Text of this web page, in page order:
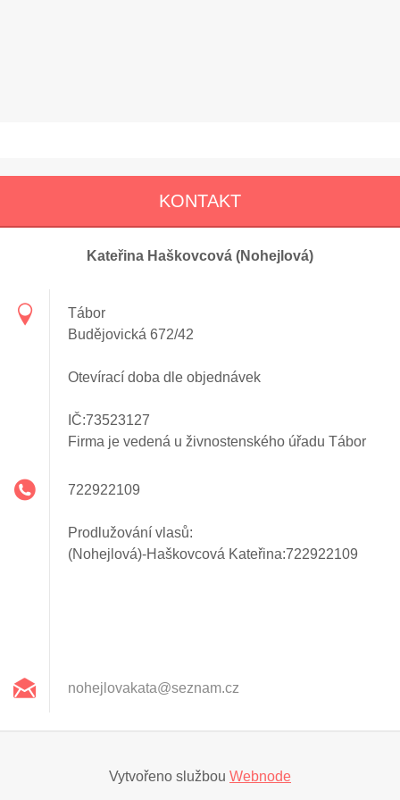
KONTAKT
Kateřina Haškovcová (Nohejlová)
Tábor
Budějovická 672/42
Otevírací doba dle objednávek
IČ:73523127
Firma je vedená u živnostenského úřadu Tábor
722922109
Prodlužování vlasů:
(Nohejlová)-Haškovcová Kateřina:722922109
nohejlovakata@seznam.cz
Vytvořeno službou Webnode